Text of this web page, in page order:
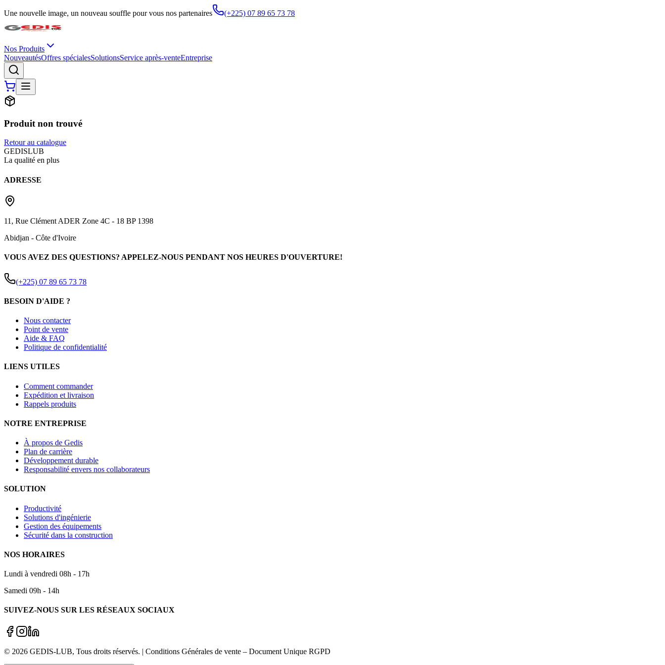
Une nouvelle image, un nouveau souffle pour vous nos partenaires (+225) 07 89 65 73 78
Nos Produits
NouveautésOffres spécialesSolutionsService après-venteEntreprise
Produit non trouvé
Retour au catalogue
GEDISLUB
La qualité en plus
ADRESSE
11, Rue Clément ADER Zone 4C - 18 BP 1398
Abidjan - Côte d'Ivoire
VOUS AVEZ DES QUESTIONS? APPELEZ-NOUS PENDANT NOS HEURES D'OUVERTURE!
(+225) 07 89 65 73 78
BESOIN D'AIDE ?
Nous contacter
Point de vente
Aide & FAQ
Politique de confidentialité
LIENS UTILES
Comment commander
Expédition et livraison
Rappels produits
NOTRE ENTREPRISE
À propos de Gedis
Plan de carrière
Développement durable
Responsabilité envers nos collaborateurs
SOLUTION
Productivité
Solutions d'ingénierie
Gestion des équipements
Sécurité dans la construction
NOS HORAIRES
Lundi à vendredi 08h - 17h
Samedi 09h - 14h
SUIVEZ-NOUS SUR LES RÉSEAUX SOCIAUX
© 2026 GEDIS-LUB, Tous droits réservés. | Conditions Générales de vente – Document Unique RGPD